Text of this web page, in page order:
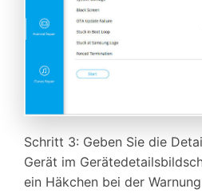
Schritt 3: Geben Sie die
Gerät im
ein Häkchen bei der